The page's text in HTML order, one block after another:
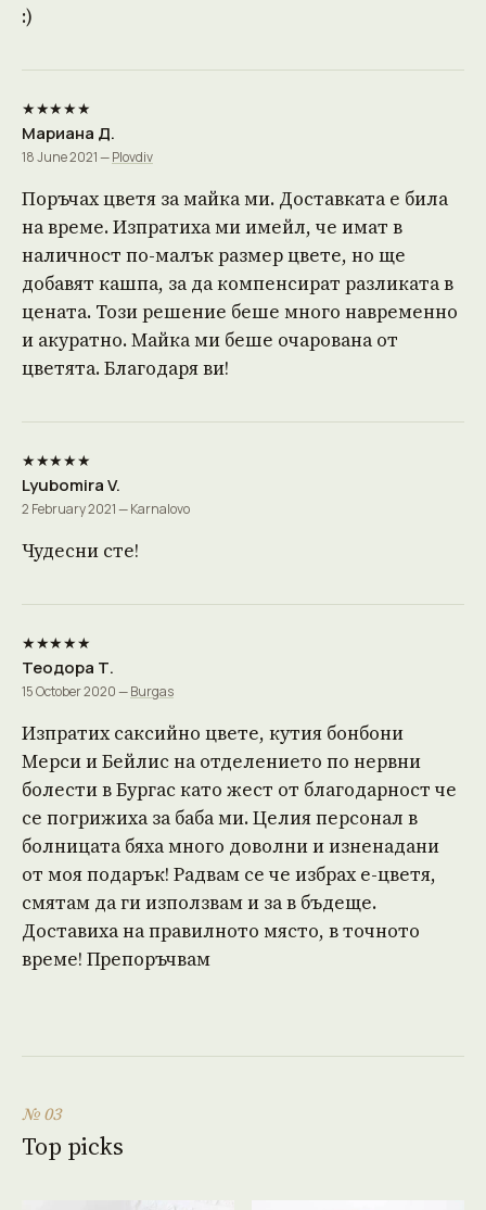
:)
★★★★★
Мариана Д.
18 June 2021 —Plovdiv
Поръчах цветя за майка ми. Доставката е била
на време. Изпратиха ми имейл, че имат в
наличност по-малък размер цвете, но ще
добавят кашпа, за да компенсират разликата в
цената. Този решение беше много навременно
и акуратно. Майка ми беше очарована от
цветята. Благодаря ви!
★★★★★
Lyubomira V.
2 February 2021 — Karnalovo
Чудесни сте!
★★★★★
Теодора Т.
15 October 2020 —Burgas
Изпратих саксийно цвете, кутия бонбони
Мерси и Бейлис на отделението по нервни
болести в Бургас като жест от благодарност че
се погрижиха за баба ми. Целия персонал в
болницата бяха много доволни и изненадани
от моя подарък! Радвам се че избрах е-цветя,
смятам да ги използвам и за в бъдеще.
Доставиха на правилното място, в точното
време! Препоръчвам
№ 03
Top picks